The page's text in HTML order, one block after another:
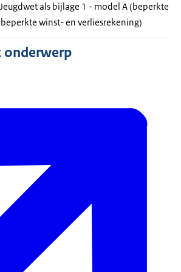
als bijlage 1 - model A (beperkte
winst- en verliesrekening)
onderwerp